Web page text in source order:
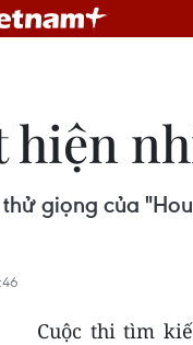
hiện
giọng của
Cuộc thi tìm